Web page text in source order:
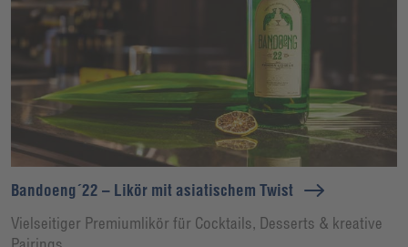
Bandoeng´22 – Likör mit asiatischem Twist
Vielseitiger Premiumlikör für Cocktails, Desserts & kreative